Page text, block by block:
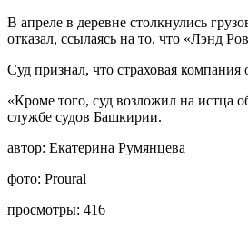
В апреле в деревне столкнулись
отказал, ссылаясь на то, что «Лэнд
Суд признал, что страховая
«Кроме того, суд возложил на истца
службе судов Башкирии.
автор: Екатерина Румянцева
фото: Proural
просмотры: 416